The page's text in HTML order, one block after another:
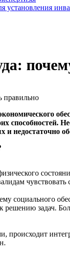
установления
и недостаточно
социального
задач.